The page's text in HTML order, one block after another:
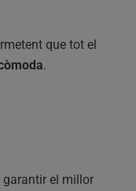
que tot el
.
garantir el millor